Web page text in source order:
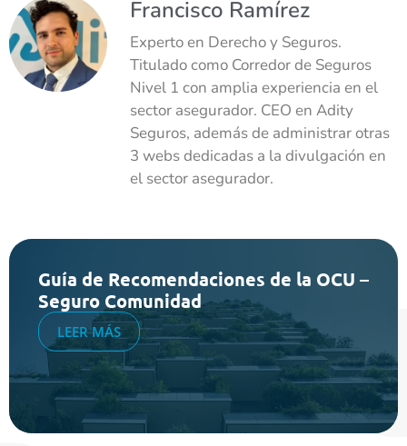
Francisco Ramírez
Experto en Derecho y Seguros.
Titulado como Corredor de Seguros
Nivel 1 con amplia experiencia en el
sector asegurador. CEO en Adity
Seguros, además de administrar otras
3 webs dedicadas a la divulgación en
el sector asegurador.
Guía de Recomendaciones de la OCU –
Seguro Comunidad
LEER MÁS